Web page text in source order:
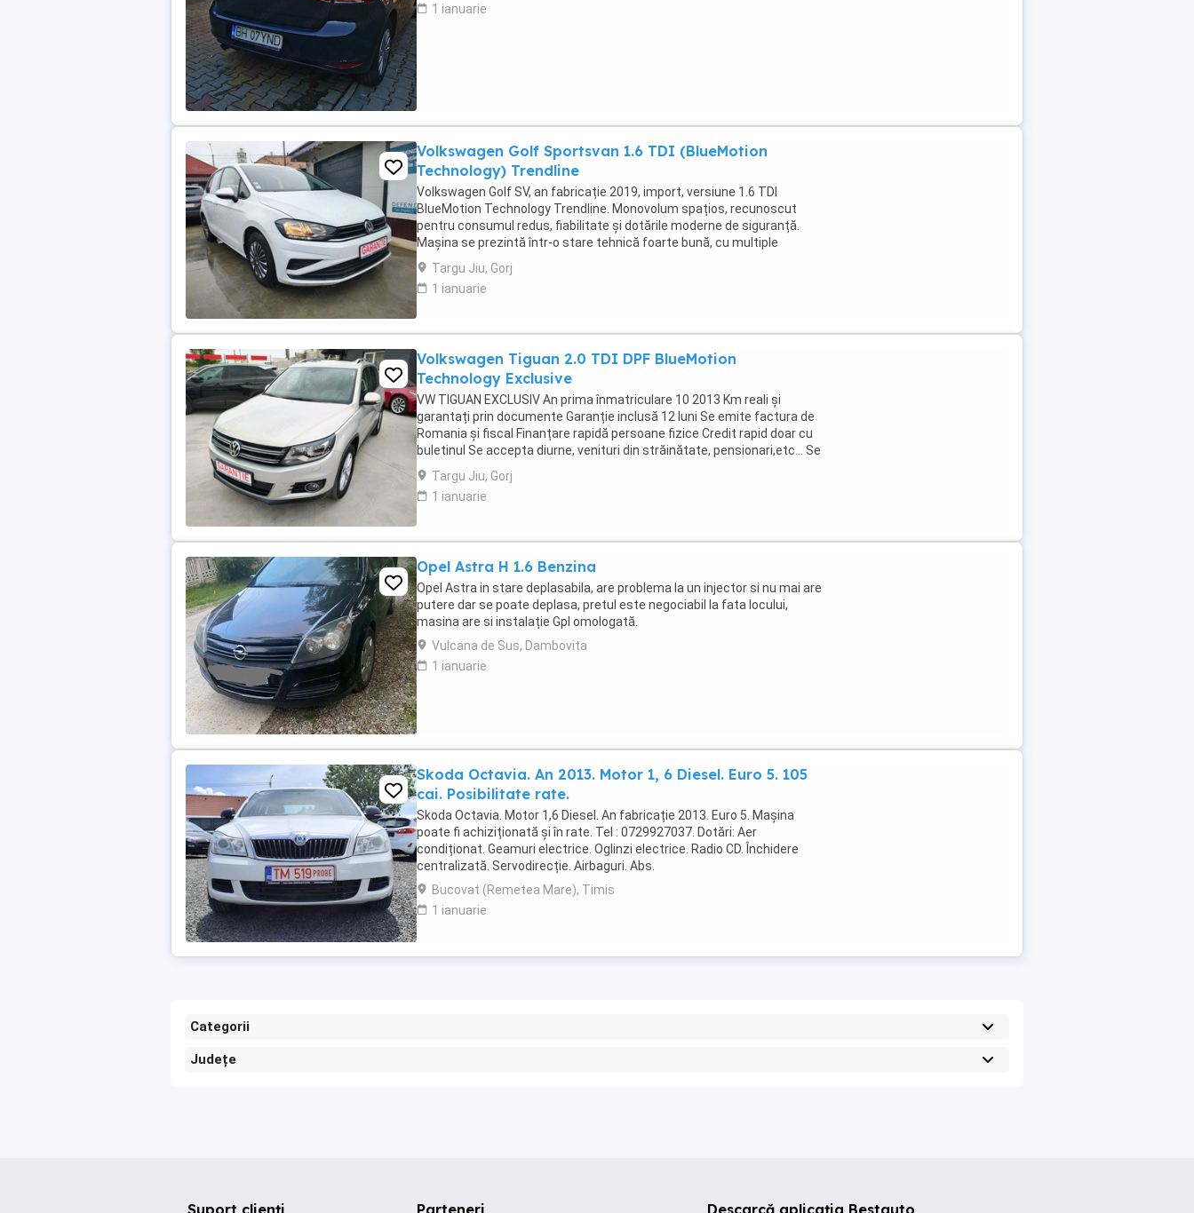
1 ianuarie
Volkswagen Golf Sportsvan 1.6 TDI (BlueMotion
Technology) Trendline
Volkswagen Golf SV, an fabricație 2019, import, versiune 1.6 TDI
BlueMotion Technology Trendline. Monovolum spațios, recunoscut
pentru consumul redus, fiabilitate și dotările moderne de siguranță.
Mașina se prezintă într-o stare tehnică foarte bună, cu multiple
echipamente pentru confort și siguranță ...
Targu Jiu, Gorj
1 ianuarie
Volkswagen Tiguan 2.0 TDI DPF BlueMotion
Technology Exclusive
VW TIGUAN EXCLUSIV An prima înmatriculare 10 2013 Km reali și
garantați prin documente Garanție inclusă 12 luni Se emite factura de
Romania și fiscal Finanțare rapidă persoane fizice Credit rapid doar cu
buletinul Se accepta diurne, venituri din străinătate, pensionari,etc... Se
accepta verificare ...
Targu Jiu, Gorj
1 ianuarie
Opel Astra H 1.6 Benzina
Opel Astra in stare deplasabila, are problema la un injector si nu mai are
putere dar se poate deplasa, pretul este negociabil la fata locului,
masina are si instalație Gpl omologată.
Vulcana de Sus, Dambovita
1 ianuarie
Skoda Octavia. An 2013. Motor 1, 6 Diesel. Euro 5. 105
cai. Posibilitate rate.
Skoda Octavia. Motor 1,6 Diesel. An fabricație 2013. Euro 5. Mașina
poate fi achiziționată și în rate. Tel : 0729927037. Dotări: Aer
condiționat. Geamuri electrice. Oglinzi electrice. Radio CD. Închidere
centralizată. Servodirecție. Airbaguri. Abs.
Bucovat (Remetea Mare), Timis
1 ianuarie
Categorii
Județe
Descarcă aplicația Bestauto
Suport clienți Parteneri